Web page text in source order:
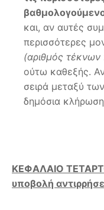
και, αν αυτές
περισσότερες
(αριθμός τέκνων
ούτω καθεξής.
σειρά μεταξύ
δημόσια
ΚΕΦΑΛΑΙΟ
υποβολή